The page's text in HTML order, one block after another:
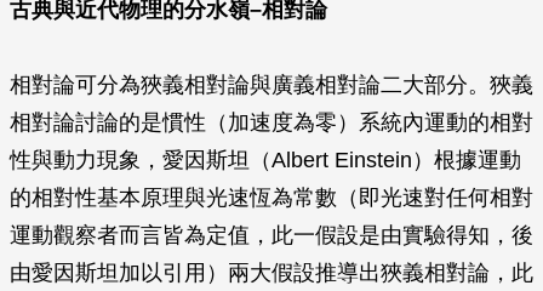
古典與近代物理的分水嶺–相對論
相對論可分為狹義相對論與廣義相對論二大部分。狹義
相對論討論的是慣性（加速度為零）系統內運動的相對
性與動力現象，愛因斯坦（Albert Einstein）根據運動
的相對性基本原理與光速恆為常數（即光速對任何相對
運動觀察者而言皆為定值，此一假設是由實驗得知，後
由愛因斯坦加以引用）兩大假設推導出狹義相對論，此